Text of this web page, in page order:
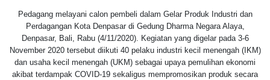
Pedagang melayani calon pembeli dalam Gelar Produk Industri dan
Perdagangan Kota Denpasar di Gedung Dharma Negara Alaya,
Denpasar, Bali, Rabu (4/11/2020). Kegiatan yang digelar pada 3-6
November 2020 tersebut diikuti 40 pelaku industri kecil menengah (IKM)
dan usaha kecil menengah (UKM) sebagai upaya pemulihan ekonomi
akibat terdampak COVID-19 sekaligus mempromosikan produk secara